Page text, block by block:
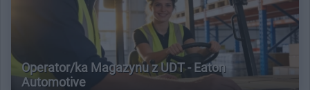
Operator/ka Magazynu z UDT - Eaton
Automotive